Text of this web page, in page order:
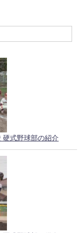
硬式野球部の紹介